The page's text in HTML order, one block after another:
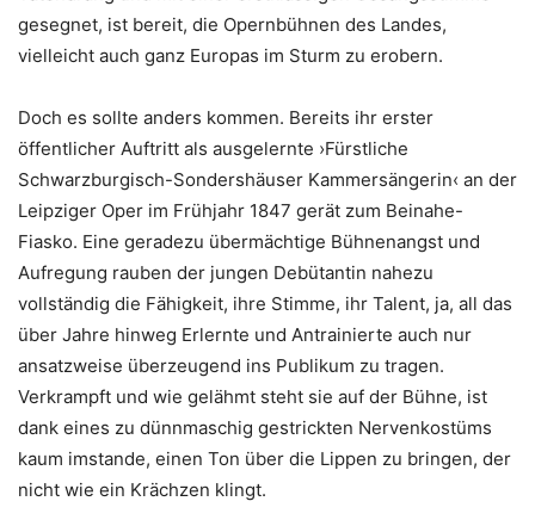
gesegnet, ist bereit, die Opernbühnen des Landes,
vielleicht auch ganz Europas im Sturm zu erobern.
Doch es sollte anders kommen. Bereits ihr erster
öffentlicher Auftritt als ausgelernte ›Fürstliche
Schwarzburgisch-Sondershäuser Kammersängerin‹ an der
Leipziger Oper im Frühjahr 1847 gerät zum Beinahe-
Fiasko. Eine geradezu übermächtige Bühnenangst und
Aufregung rauben der jungen Debütantin nahezu
vollständig die Fähigkeit, ihre Stimme, ihr Talent, ja, all das
über Jahre hinweg Erlernte und Antrainierte auch nur
ansatzweise überzeugend ins Publikum zu tragen.
Verkrampft und wie gelähmt steht sie auf der Bühne, ist
dank eines zu dünnmaschig gestrickten Nervenkostüms
kaum imstande, einen Ton über die Lippen zu bringen, der
nicht wie ein Krächzen klingt.